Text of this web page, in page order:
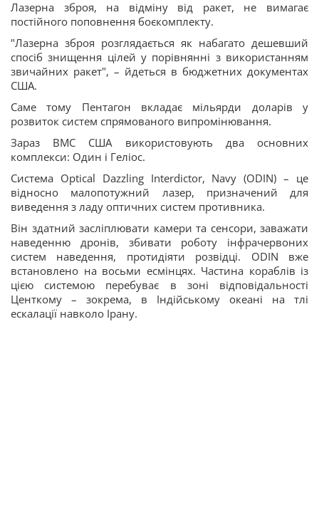
Лазерна зброя, на відміну від ракет, не вимагає
постійного поповнення боєкомплекту.
"Лазерна зброя розглядається як набагато дешевший
спосіб знищення цілей у порівнянні з використанням
звичайних ракет", – йдеться в бюджетних документах
США.
Саме тому Пентагон вкладає мільярди доларів у
розвиток систем спрямованого випромінювання.
Зараз ВМС США використовують два основних
комплекси: Один і Геліос.
Система Optical Dazzling Interdictor, Navy (ODIN) – це
відносно малопотужний лазер, призначений для
виведення з ладу оптичних систем противника.
Він здатний засліплювати камери та сенсори, заважати
наведенню дронів, збивати роботу інфрачервоних
систем наведення, протидіяти розвідці. ODIN вже
встановлено на восьми есмінцях. Частина кораблів із
цією системою перебуває в зоні відповідальності
Центкому – зокрема, в Індійському океані на тлі
ескалації навколо Ірану.